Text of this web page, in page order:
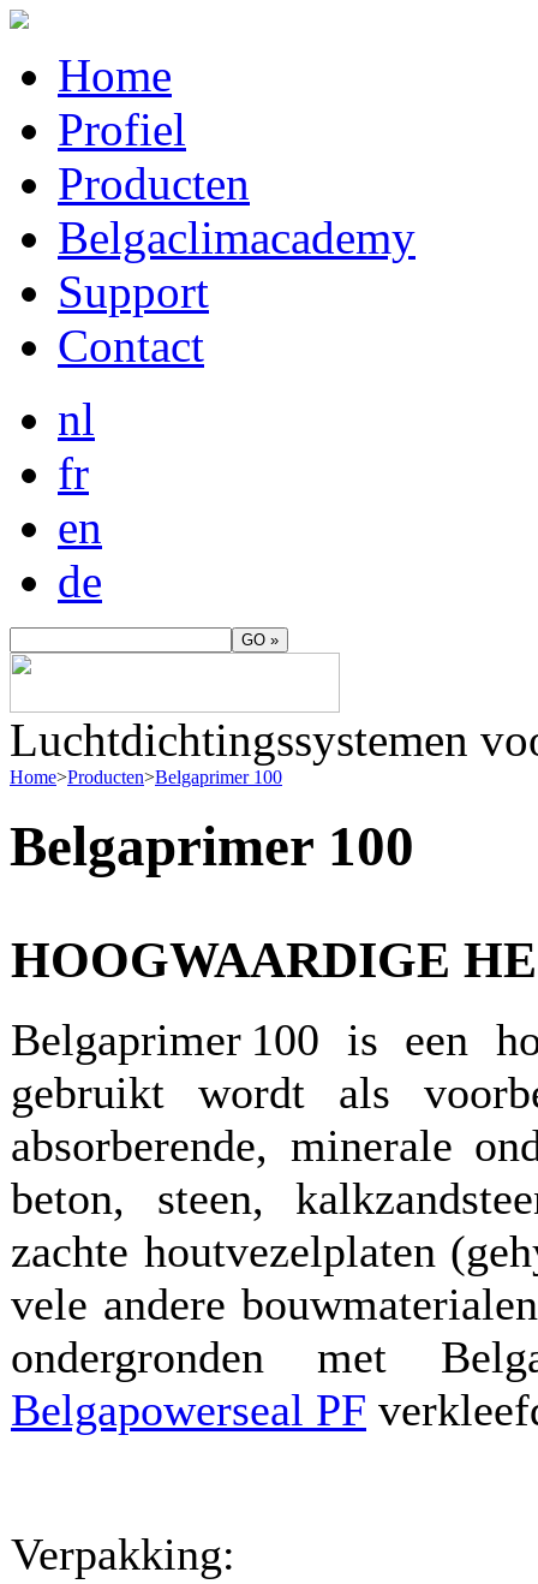
Home
Profiel
Producten
Belgaclimacademy
Support
Contact
nl
fr
en
de
Luchtdichtingssystemen
Home>Producten>Belgaprimer 100
Belgaprimer 100
HOOGWAARDIGE
Belgaprimer 100 is een
gebruikt wordt als
absorberende, minerale
beton, steen,
zachte houtvezelplaten
vele andere
ondergronden met
Belgapowerseal PF
Verpakking: